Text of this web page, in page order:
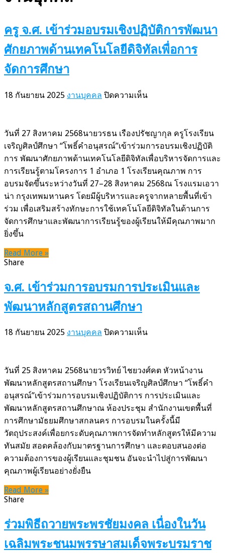
ครู จ.ศ.​ เข้าร่วมอบรมเชิงปฏิบัติการพัฒนา
ศักยภาพด้านเทคโนโลยีดิจิทัลเพื่อการ
จัดการศึกษา
18 กันยายน 2025 งานบุคคล ปิดความเห็นบน
เข้า
ร่วม
อบรม
เชิง
ปฏิบัติ
การ
พัฒนา
ศักยภาพ
การ
จัดการ
วันที่ 27 สิงหาคม 2568นายวรธน เรืองปรัชญากุล ครูโรงเรียน
เจริญศิลป์ศึกษา “โพธิ์คำอนุสรณ์”เข้าร่วมการอบรมเชิงปฏิบัติ
การ พัฒนาศักยภาพด้านเทคโนโลยีดิจิทัลเพื่อบริหารจัดการและ
การเรียนรู้ตามโครงการ 1 อำเภอ 1 โรงเรียนคุณภาพ การ
อบรมจัดขึ้นระหว่างวันที่ 27–28 สิงหาคม 2568ณ โรงแรมเอวา
น่า กรุงเทพมหานคร โดยมีผู้บริหารและครูจากหลายพื้นที่เข้า
ร่วม เพื่อเสริมสร้างทักษะการใช้เทคโนโลยีดิจิทัลในด้านการ
จัดการศึกษาและพัฒนาการเรียนรู้ของผู้เรียนให้มีคุณภาพมาก
ยิ่งขึ้น
Read More »
Share
จ.ศ. เข้าร่วมการอบรมการประเมินและ
พัฒนาหลักสูตรสถานศึกษา
18 กันยายน 2025 งานบุคคล ปิดความเห็นบน
ร่วม
การ
อบรม
การ
ประเมิน
และ
พัฒนา
หลักสูตร
วันที่ 25 สิงหาคม 2568นายวรวิทย์ ไชยวงศ์คต หัวหน้างาน
พัฒนาหลักสูตรสถานศึกษา โรงเรียนเจริญศิลป์ศึกษา “โพธิ์คำ
อนุสรณ์”เข้าร่วมการอบรมเชิงปฏิบัติการ การประเมินและ
พัฒนาหลักสูตรสถานศึกษาณ ห้องประชุม สำนักงานเขตพื้นที่
การศึกษามัธยมศึกษาสกลนคร การอบรมในครั้งนี้มี
วัตถุประสงค์เพื่อยกระดับคุณภาพการจัดทำหลักสูตรให้มีความ
ทันสมัย สอดคล้องกับมาตรฐานการศึกษา และตอบสนองต่อ
ความต้องการของผู้เรียนและชุมชน อันจะนำไปสู่การพัฒนา
คุณภาพผู้เรียนอย่างยั่งยืน
Read More »
Share
ร่วมพิธีถวายพระพรชัยมงคล เนื่องในวัน
เฉลิมพระชนมพรรษาสมเด็จพระบรมราช